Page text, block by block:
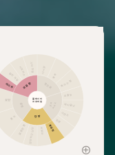
후추
톡 쏘는 향
초콜릿
흑설탕
바닐라
전반적인 단맛
달콤한 향
홍차
베리류
말린 과일
시트러스
향신료
단맛
꽃향
과일향
플레이버
프로파일